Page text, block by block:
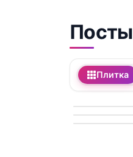
Посты
Плитка